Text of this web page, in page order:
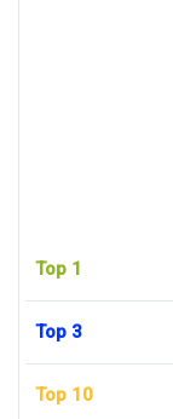
Top 1
Top 3
Top 10